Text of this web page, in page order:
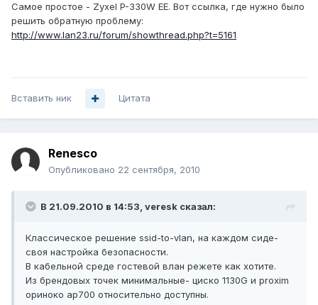
Самое простое - Zyxel P-330W EE. Вот ссылка, где нужно было
решить обратную проблему:
http://www.lan23.ru/forum/showthread.php?t=5161
Вставить ник Цитата
Renesco
Опубликовано 22 сентября, 2010
В 21.09.2010 в 14:53, veresk сказал:
Классическое решение ssid-to-vlan, на каждом сиде-
своя настройка безопасности.
В кабельной среде гостевой влан режете как хотите.
Из брендовых точек минимальные- циско 1130G и proxim
ориноко ap700 относительно доступны.